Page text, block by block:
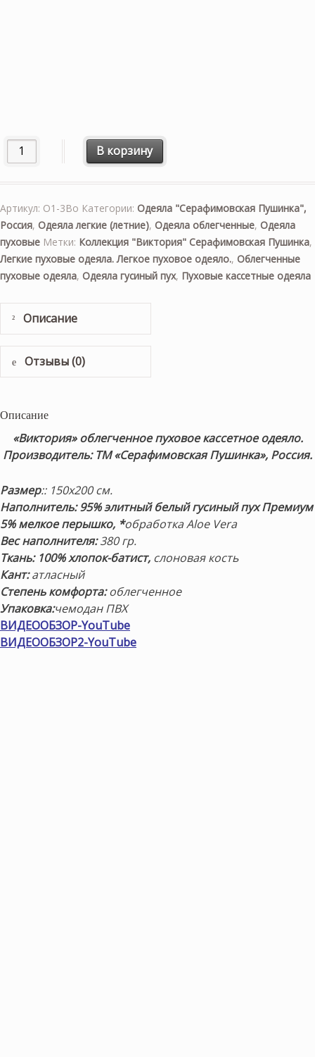
Количество товара «Виктория» 150×200см.
В корзину
Артикул: О1-3Во Категории: Одеяла "Серафимовская Пушинка",
Россия, Одеяла легкие (летние), Одеяла облегченные, Одеяла
пуховые Метки: Коллекция "Виктория" Серафимовская Пушинка,
Легкие пуховые одеяла. Легкое пуховое одеяло., Облегченные
пуховые одеяла, Одеяла гусиный пух, Пуховые кассетные одеяла
Описание
Отзывы (0)
Описание
«Виктория» облегченное пуховое кассетное одеяло.
Производитель: ТМ «Серафимовская Пушинка», Россия.
Размер:: 150х200 см.
Наполнитель: 95% элитный белый гусиный пух Премиум
5% мелкое перышко, *обработка Aloe Vera
Вес наполнителя:380 гр.
Ткань: 100% хлопок-батист, слоновая кость
Кант:атласный
Степень комфорта:облегченное
Упаковка:чемодан ПВХ
ВИДЕООБЗОР-YouTube
ВИДЕООБЗОР2-YouTube